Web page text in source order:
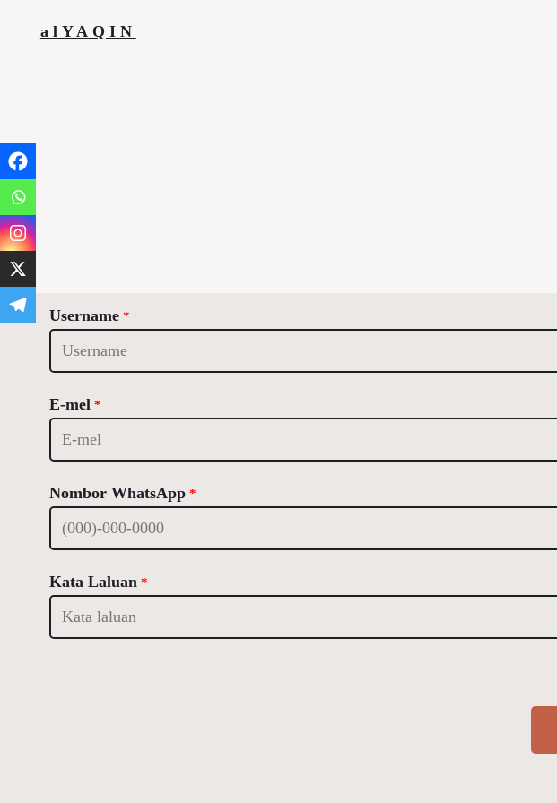
alYAQIN
Username*
E-mel *
Nombor WhatsApp*
Kata Laluan *